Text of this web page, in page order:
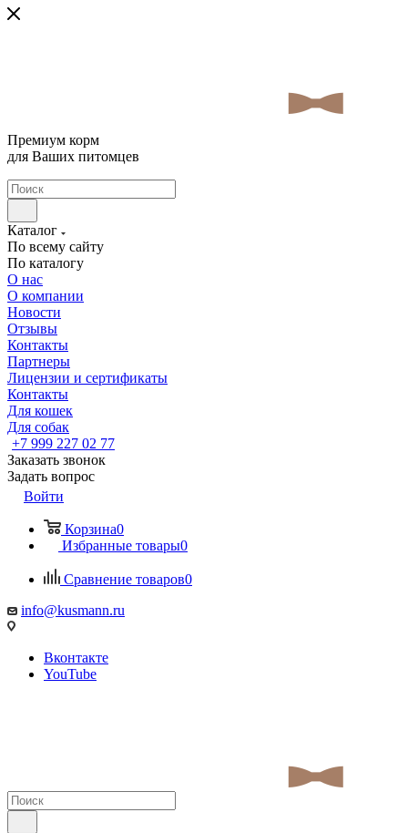
Премиум корм
для Ваших питомцев
Каталог
По всему сайту
По каталогу
О нас
О компании
Новости
Отзывы
Контакты
Партнеры
Лицензии и сертификаты
Контакты
Для кошек
Для собак
+7 999 227 02 77
Заказать звонок
Задать вопрос
Войти
Корзина0
Избранные товары0
Сравнение товаров0
info@kusmann.ru
Вконтакте
YouTube